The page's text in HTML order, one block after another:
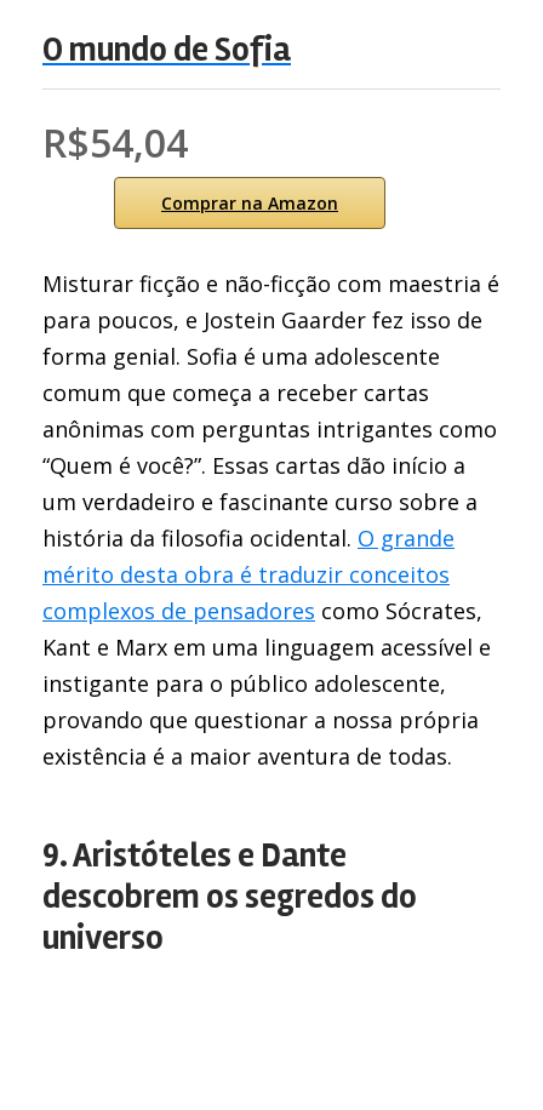
O mundo de Sofia
R$54,04
Comprar na Amazon
Misturar ficção e não-ficção com maestria é
para poucos, e Jostein Gaarder fez isso de
forma genial. Sofia é uma adolescente
comum que começa a receber cartas
anônimas com perguntas intrigantes como
“Quem é você?”. Essas cartas dão início a
um verdadeiro e fascinante curso sobre a
história da filosofia ocidental. O grande
mérito desta obra é traduzir conceitos
complexos de pensadores como Sócrates,
Kant e Marx em uma linguagem acessível e
instigante para o público adolescente,
provando que questionar a nossa própria
existência é a maior aventura de todas.
9. Aristóteles e Dante
descobrem os segredos do
universo